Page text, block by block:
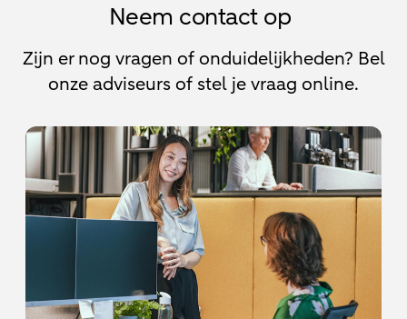
Neem contact op
Zijn er nog vragen of onduidelijkheden? Bel
onze adviseurs of stel je vraag online.